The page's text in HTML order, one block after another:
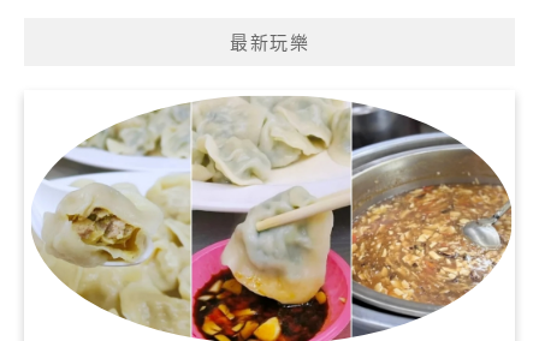
最新玩樂